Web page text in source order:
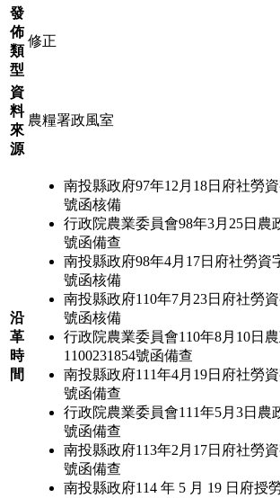
發
佈
類
型
修正
資
料
來
源
農糧署政風室
沿
革
時
間
南投縣政府97年12月18日府社勞資
號函核備
行政院農業委員會98年3月25日農
號函備查
南投縣政府98年4月17日府社勞資
號函核備
南投縣政府110年7月23日府社勞
號函核備
行政院農業委員會110年8月10日
1100231854號函備查
南投縣政府111年4月19日府社勞
號函備查
行政院農業委員會111年5月3日農
號函備查
南投縣政府113年2月17日府社勞
號函備查
南投縣政府114 年 5 月 19 日府授